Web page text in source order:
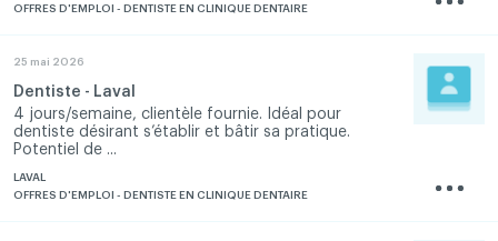
OFFRES D'EMPLOI - DENTISTE EN CLINIQUE DENTAIRE
Dentiste - Laval
4 jours/semaine, clientèle fournie. Idéal pour
dentiste désirant s’établir et bâtir sa pratique.
Potentiel de ...
25 mai 2026
LAVAL
OFFRES D'EMPLOI - DENTISTE EN CLINIQUE DENTAIRE